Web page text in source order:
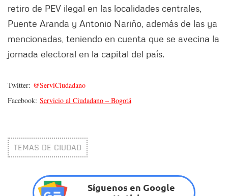
retiro de PEV ilegal en las localidades centrales,
Puente Aranda y Antonio Nariño, además de las ya
mencionadas, teniendo en cuenta que se avecina la
jornada electoral en la capital del país.
Twitter: @ServiCiudadano
Facebook: Servicio al Ciudadano – Bogotá
TEMAS DE CIUDAD
Síguenos en Google